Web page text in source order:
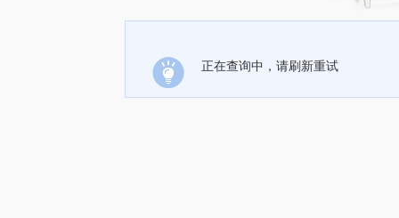
正在查询中，请刷新重试